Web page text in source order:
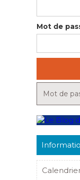
Mot de
Mot de